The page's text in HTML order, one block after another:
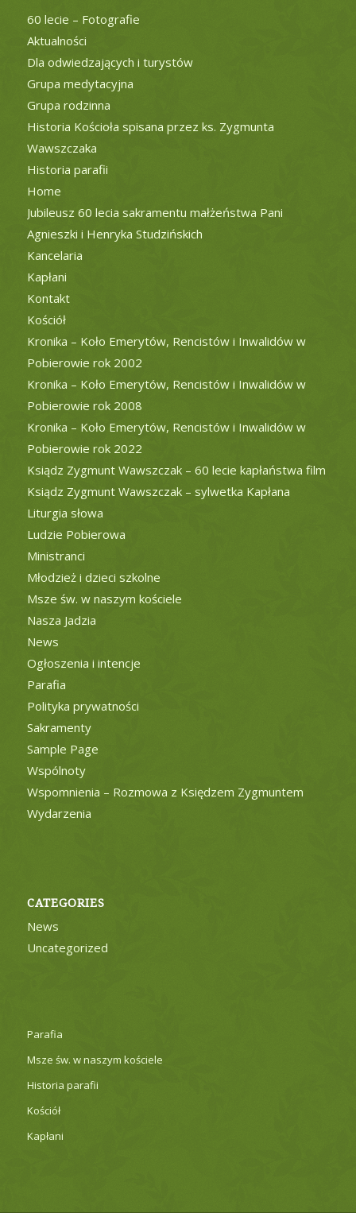
60 lecie – Fotografie
Aktualności
Dla odwiedzających i turystów
Grupa medytacyjna
Grupa rodzinna
Historia Kościoła spisana przez ks. Zygmunta
Wawszczaka
Historia parafii
Home
Jubileusz 60 lecia sakramentu małżeństwa Pani
Agnieszki i Henryka Studzińskich
Kancelaria
Kapłani
Kontakt
Kościół
Kronika – Koło Emerytów, Rencistów i Inwalidów w
Pobierowie rok 2002
Kronika – Koło Emerytów, Rencistów i Inwalidów w
Pobierowie rok 2008
Kronika – Koło Emerytów, Rencistów i Inwalidów w
Pobierowie rok 2022
Ksiądz Zygmunt Wawszczak – 60 lecie kapłaństwa film
Ksiądz Zygmunt Wawszczak – sylwetka Kapłana
Liturgia słowa
Ludzie Pobierowa
Ministranci
Młodzież i dzieci szkolne
Msze św. w naszym kościele
Nasza Jadzia
News
Ogłoszenia i intencje
Parafia
Polityka prywatności
Sakramenty
Sample Page
Wspólnoty
Wspomnienia – Rozmowa z Księdzem Zygmuntem
Wydarzenia
CATEGORIES
News
Uncategorized
Parafia
Msze św. w naszym kościele
Historia parafii
Kościół
Kapłani